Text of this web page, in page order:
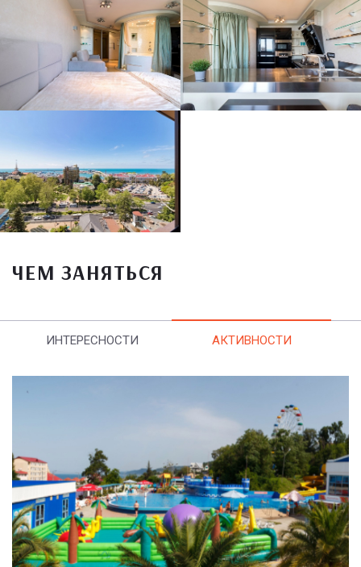
ЧЕМ ЗАНЯТЬСЯ
ИНТЕРЕСНОСТИ АКТИВНОСТИ